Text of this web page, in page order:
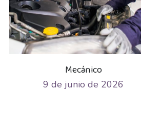
Mecánico
9 de junio de 2026